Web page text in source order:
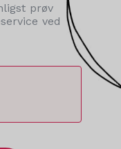
prøv
ved